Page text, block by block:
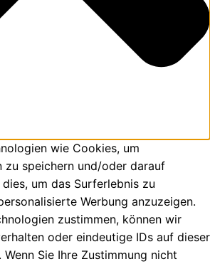
wie Cookies, um
zu speichern und/oder darauf
um das Surferlebnis zu
Werbung anzuzeigen.
zustimmen, können wir
oder eindeutige IDs auf dieser
Sie Ihre Zustimmung nicht